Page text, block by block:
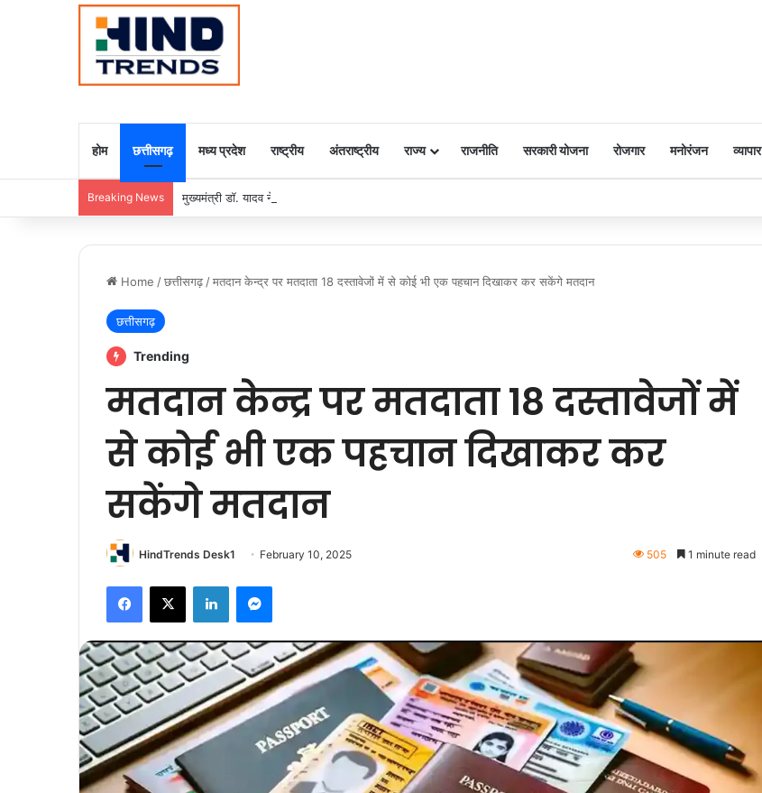
होम छत्तीसगढ़ मध्य प्रदेश राष्ट्रीय अंतराष्ट्रीय राज्य राजनीति सरकारी योजना रोजगार मनोरंजन व्यापार
Breaking News मुख्यमंत्री डॉ. यादव ने राजा राममोहन राय की जयंती पर किया नमन
Home /छत्तीसगढ़ /मतदान केन्द्र पर मतदाता 18 दस्तावेजों में से कोई भी एक पहचान दिखाकर कर सकेंगे मतदान
छत्तीसगढ़
Trending
मतदान केन्द्र पर मतदाता 18 दस्तावेजों में
से कोई भी एक पहचान दिखाकर कर
सकेंगे मतदान
HindTrends Desk1 February 10, 2025 505 1 minute read
Facebook
X LinkedInMessenger